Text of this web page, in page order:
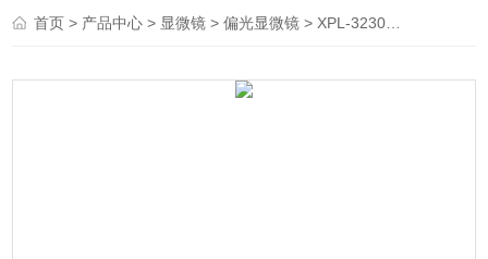
首页> 产品中心 > 显微镜 >偏光显微镜 > XPL-3230偏光显微镜